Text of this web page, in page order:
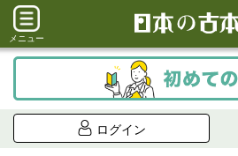
メニュー
ログイン